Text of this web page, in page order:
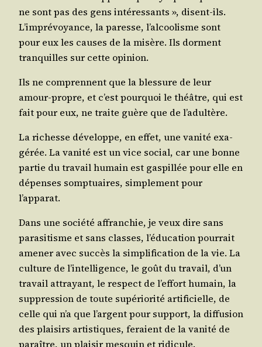
ne sont pas des gens inté­res­sants », disent-ils.
L’im­pré­voyance, la paresse, l’al­coo­lisme sont
pour eux les causes de la misère. Ils dorment
tran­quilles sur cette opinion.
Ils ne com­prennent que la bles­sure de leur
amour-propre, et c’est pour­quoi le théâtre, qui est
fait pour eux, ne traite guère que de l’adultère.
La richesse déve­loppe, en effet, une vani­té exa­
gé­rée. La vani­té est un vice social, car une bonne
par­tie du tra­vail humain est gas­pillée pour elle en
dépenses somp­tuaires, sim­ple­ment pour
l’apparat.
Dans une socié­té affran­chie, je veux dire sans
para­si­tisme et sans classes, l’é­du­ca­tion pour­rait
ame­ner avec suc­cès la sim­pli­fi­ca­tion de la vie. La
culture de l’in­tel­li­gence, le goût du tra­vail, d’un
tra­vail attrayant, le res­pect de l’ef­fort humain, la
sup­pres­sion de toute supé­rio­ri­té arti­fi­cielle, de
celle qui n’a que l’argent pour sup­port, la dif­fu­sion
des plai­sirs artis­tiques, feraient de la vani­té de
paraître, un plai­sir mes­quin et ridicule.